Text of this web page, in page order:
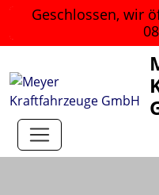
Geschlossen, wir